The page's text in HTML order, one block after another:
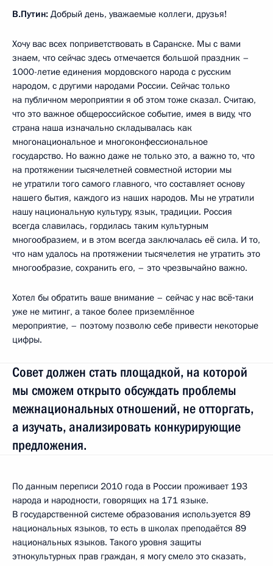
В.Путин: Добрый день, уважаемые коллеги, друзья!
Хочу вас всех поприветствовать в Саранске. Мы с вами
знаем, что сейчас здесь отмечается большой праздник –
1000-летие единения мордовского народа с русским
народом, с другими народами России. Сейчас только
на публичном мероприятии я об этом тоже сказал. Считаю,
что это важное общероссийское событие, имея в виду, что
страна наша изначально складывалась как
многонациональное и многоконфессиональное
государство. Но важно даже не только это, а важно то, что
на протяжении тысячелетней совместной истории мы
не утратили того самого главного, что составляет основу
нашего бытия, каждого из наших народов. Мы не утратили
нашу национальную культуру, язык, традиции. Россия
всегда славилась, гордилась таким культурным
многообразием, и в этом всегда заключалась её сила. И то,
что нам удалось на протяжении тысячелетия не утратить это
многообразие, сохранить его, – это чрезвычайно важно.
Хотел бы обратить ваше внимание – сейчас у нас всё‑таки
уже не митинг, а такое более приземлённое
мероприятие, – поэтому позволю себе привести некоторые
цифры.
Совет должен стать площадкой, на которой
мы сможем открыто обсуждать проблемы
межнациональных отношений, не отторгать,
а изучать, анализировать конкурирующие
предложения.
По данным переписи 2010 года в России проживает 193
народа и народности, говорящих на 171 языке.
В государственной системе образования используется 89
национальных языков, то есть в школах преподаётся 89
национальных языков. Такого уровня защиты
этнокультурных прав граждан, я могу смело это сказать,